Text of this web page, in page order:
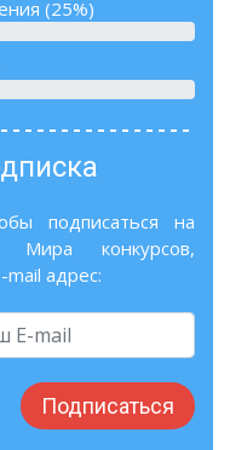
(25%)
подписаться на
Мира конкурсов,
mail адрес:
Подписаться